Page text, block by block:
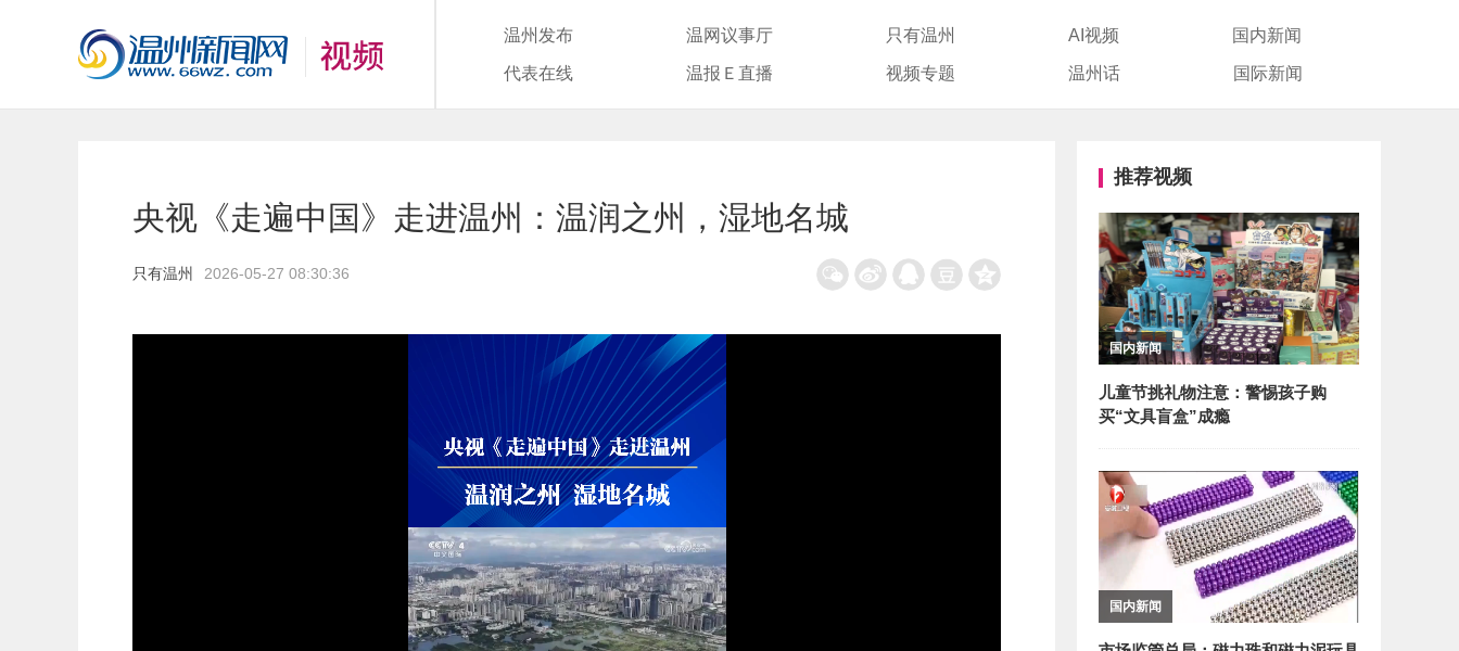
温州发布 温网议事厅 只有温州 AI视频 国内新闻
代表在线 温报Ｅ直播 视频专题 温州话 国际新闻
央视《走遍中国》走进温州：温润之州，湿地名城
只有温州 2026-05-27 08:30:36
推荐视频
国内新闻
儿童节挑礼物注意：警惕孩子购
买“文具盲盒”成瘾
国内新闻